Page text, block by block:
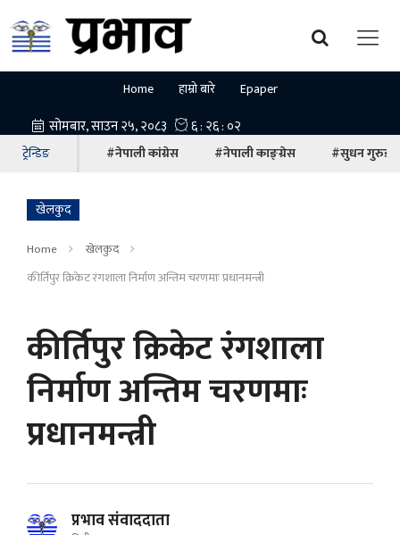
Home हाम्रो बारे Epaper
ट्रेन्डिङ #नेपाली कांग्रेस #नेपाली काङ्ग्रेस #सुधन गुरुङ
खेलकुद
Home
खेलकुद
कीर्तिपुर क्रिकेट रंगशाला निर्माण अन्तिम चरणमाः प्रधानमन्त्री
कीर्तिपुर क्रिकेट रंगशाला
निर्माण अन्तिम चरणमाः
प्रधानमन्त्री
प्रभाव संवाददाता